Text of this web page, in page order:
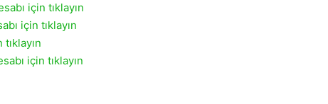
için tıklayın
için tıklayın
için tıklayın